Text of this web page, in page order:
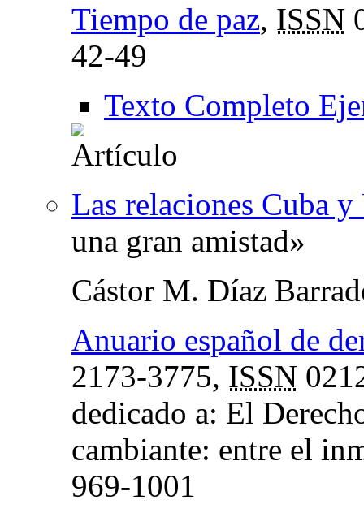
Tiempo de paz, ISSN
42-49
Texto Completo
Las relaciones Cuba
una gran amistad»
Cástor M. Díaz
Anuario español de
2173-3775, ISSN
dedicado a: El
cambiante: entre el
969-1001